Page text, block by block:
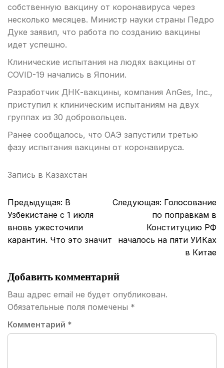
собственную вакцину от коронавируса через
несколько месяцев. Министр науки страны Педро
Дуке заявил, что работа по созданию вакцины
идет успешно.
Клинические испытания на людях вакцины от
COVID-19 начались в Японии.
Разработчик ДНК-вакцины, компания AnGes, Inc.,
приступил к клиническим испытаниям на двух
группах из 30 добровольцев.
Ранее сообщалось, что ОАЭ запустили третью
фазу испытания вакцины от коронавируса.
Запись в Казахстан
Навигация
по
Предыдущая: В
Узбекистане с 1 июля
вновь ужесточили
карантин. Что это значит
Следующая: Голосование
по поправкам в
Конституцию РФ
началось на пяти УИКах
в Китае
Добавить комментарий
Ваш адрес email не будет опубликован.
Обязательные поля помечены *
Комментарий *